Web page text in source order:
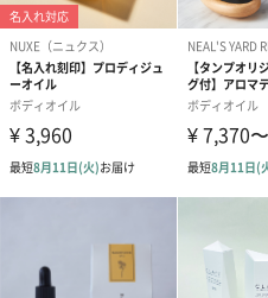
【ラベンダーアッ
ン酸イソノニル､
リアクリル酸グリ
ラノール､ステア
タノール､(イソ
分解カラスムギ､
ブテス-26､セテ
アクリル酸Na､
ー､TEA､カプリ
キサンタンガム､
ール､クマリン､